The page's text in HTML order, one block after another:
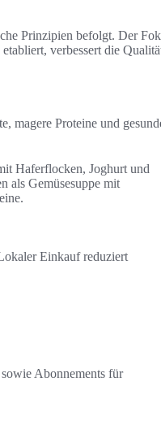
Prinzipien befolgt. Der
verbessert die
magere Proteine und
Haferflocken, Joghurt und
als Gemüsesuppe mit
Einkauf reduziert
Abonnements für